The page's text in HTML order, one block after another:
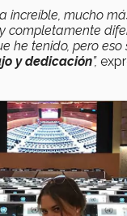
increíble, mucho
completamente
he tenido, pero eso
y dedicación”,